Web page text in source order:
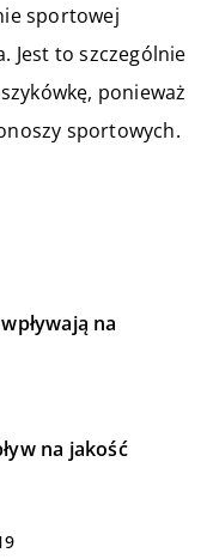
sportowej
Jest to szczególnie
ponieważ
sportowych.
na
na jakość